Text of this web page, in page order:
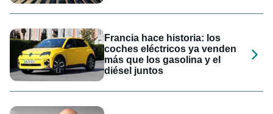
Francia hace historia: los
coches eléctricos ya venden
más que los gasolina y el
diésel juntos